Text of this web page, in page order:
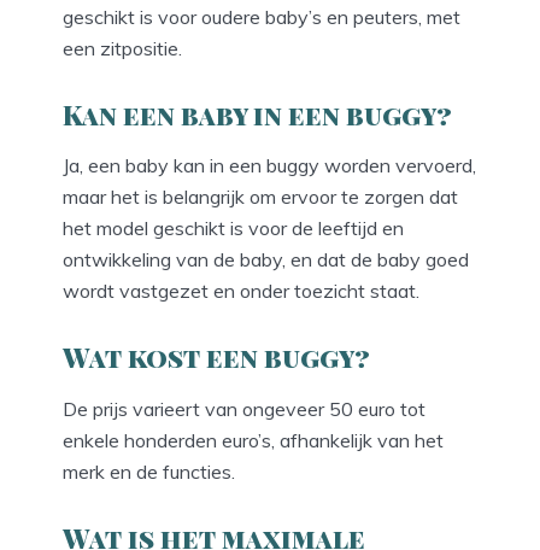
geschikt is voor oudere baby’s en peuters, met
een zitpositie.
Kan een baby in een buggy?
Ja, een baby kan in een buggy worden vervoerd,
maar het is belangrijk om ervoor te zorgen dat
het model geschikt is voor de leeftijd en
ontwikkeling van de baby, en dat de baby goed
wordt vastgezet en onder toezicht staat.
Wat kost een buggy?
De prijs varieert van ongeveer 50 euro tot
enkele honderden euro’s, afhankelijk van het
merk en de functies.
Wat is het maximale